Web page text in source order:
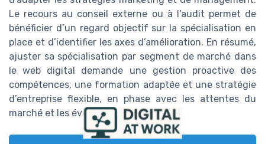
Le recours au conseil externe ou à l’audit permet de
bénéficier d’un regard objectif sur la spécialisation en
place et d’identifier les axes d’amélioration. En résumé,
ajuster sa spécialisation par segment de marché dans
le web digital demande une gestion proactive des
compétences, une formation adaptée et une stratégie
d’entreprise flexible, en phase avec les attentes du
marché et les évolutions du secteur.